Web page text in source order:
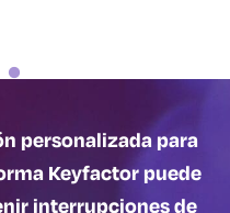
personalizada para
Keyfactor puede
interrupciones de